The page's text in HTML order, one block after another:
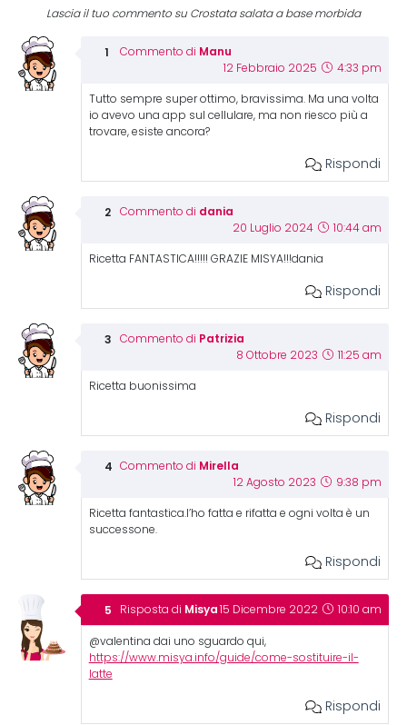
Lascia il tuo commento su Crostata salata a base morbida
Commento di Manu
12 Febbraio 2025 4:33 pm
Tutto sempre super ottimo, bravissima. Ma una volta
io avevo una app sul cellulare, ma non riesco più a
trovare, esiste ancora?
Rispondi
Commento di dania
20 Luglio 2024 10:44 am
Ricetta FANTASTICA!!!!! GRAZIE MISYA!!!dania
Rispondi
Commento di Patrizia
8 Ottobre 2023 11:25 am
Ricetta buonissima
Rispondi
Commento di Mirella
12 Agosto 2023 9:38 pm
Ricetta fantastica.l’ho fatta e rifatta e ogni volta è un
successone.
Rispondi
Risposta di Misya 15 Dicembre 2022 10:10 am
@valentina dai uno sguardo qui,
https://www.misya.info/guide/come-sostituire-il-
latte
Rispondi